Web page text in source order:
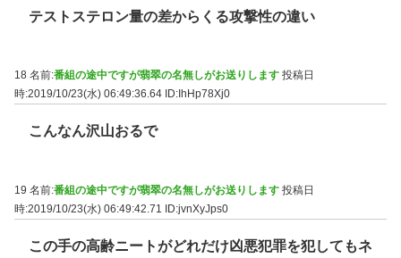
テストステロン量の差からくる攻撃性の違い
18 名前:番組の途中ですが翡翠の名無しがお送りします 投稿日
時:2019/10/23(水) 06:49:36.64 ID:IhHp78Xj0
こんなん沢山おるで
19 名前:番組の途中ですが翡翠の名無しがお送りします 投稿日
時:2019/10/23(水) 06:49:42.71
ID:jvnXyJps0
この手の高齢ニートがどれだけ凶悪犯罪を犯してもネ